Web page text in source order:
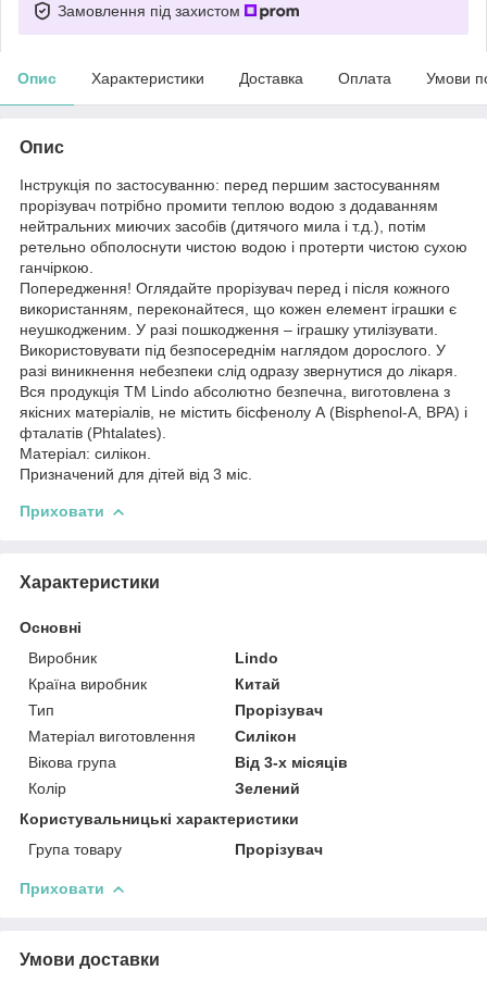
Замовлення під захистом
Опис Характеристики Доставка Оплата Умови
Опис
Інструкція по застосуванню: перед першим застосуванням
прорізувач потрібно промити теплою водою з додаванням
нейтральних миючих засобів (дитячого мила і т.д.), потім
ретельно обполоснути чистою водою і протерти чистою сухою
ганчіркою.
Попередження! Оглядайте прорізувач перед і після кожного
використанням, переконайтеся, що кожен елемент іграшки є
неушкодженим. У разі пошкодження – іграшку утилізувати.
Використовувати під безпосереднім наглядом дорослого. У
разі виникнення небезпеки слід одразу звернутися до лікаря.
Вся продукція ТМ Lindo абсолютно безпечна, виготовлена ​​з
якісних матеріалів, не містить бісфенолу А (Bisphenol-A, BPA) і
фталатів (Phtalates).
Матеріал: силікон.
Призначений для дітей від 3 міс.
Приховати
Характеристики
Основні
Виробник
Lindo
Країна виробник
Китай
Тип
Прорізувач
Матеріал виготовлення
Силікон
Вікова група
Від 3-х місяців
Колір
Зелений
Користувальницькі характеристики
Група товару
Прорізувач
Приховати
Умови доставки